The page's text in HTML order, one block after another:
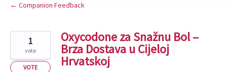
← Companion Feedback
Oxycodone za Snažnu Bol –
Brza Dostava u Cijeloj
Hrvatskoj
1
vote
VOTE